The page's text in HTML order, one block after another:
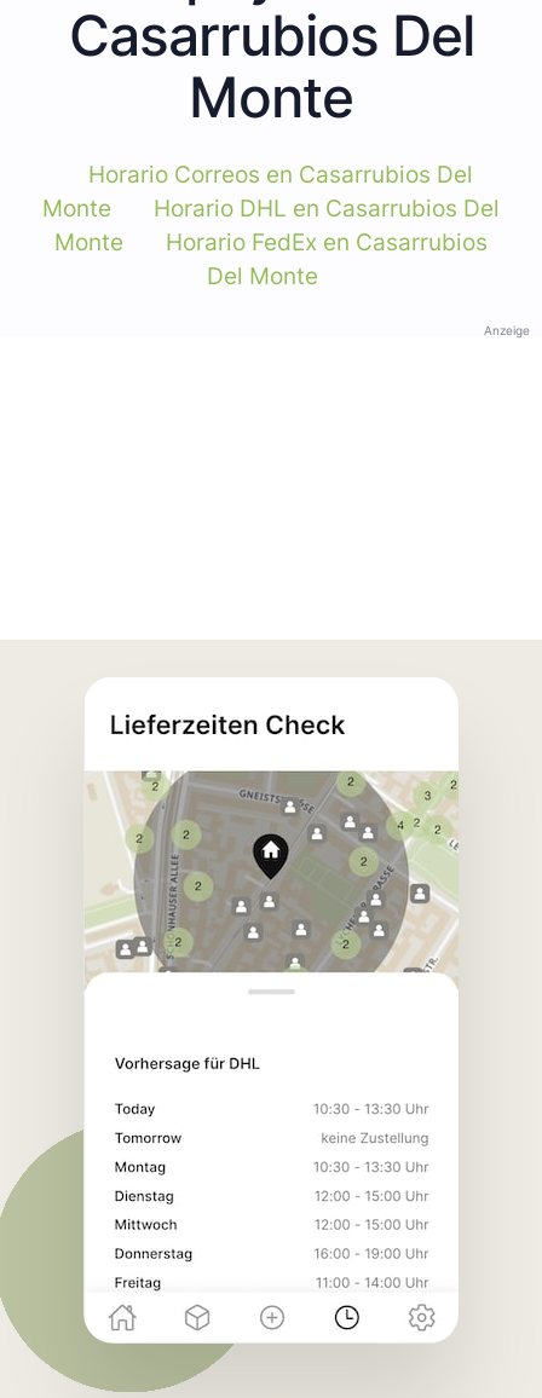
Casarrubios Del
Monte
Horario Correos en Casarrubios Del
Monte
Horario DHL en Casarrubios Del
Monte
Horario FedEx en Casarrubios
Del Monte
Anzeige